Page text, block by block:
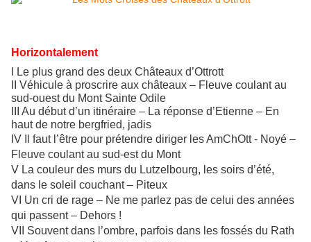
Horizontalement
I Le plus grand des deux Châteaux d’Ottrott
II Véhicule à proscrire aux châteaux – Fleuve coulant au
sud-ouest du Mont Sainte Odile
III Au début d’un itinéraire – La réponse d’Etienne – En
haut de notre bergfried, jadis
IV Il faut l’être pour prétendre diriger les AmChOtt - Noyé –
Fleuve coulant au sud-est du Mont
V La couleur des murs du Lutzelbourg, les soirs d’été,
dans le soleil couchant – Piteux
VI Un cri de rage – Ne me parlez pas de celui des années
qui passent – Dehors !
VII Souvent dans l’ombre, parfois dans les fossés du Rath